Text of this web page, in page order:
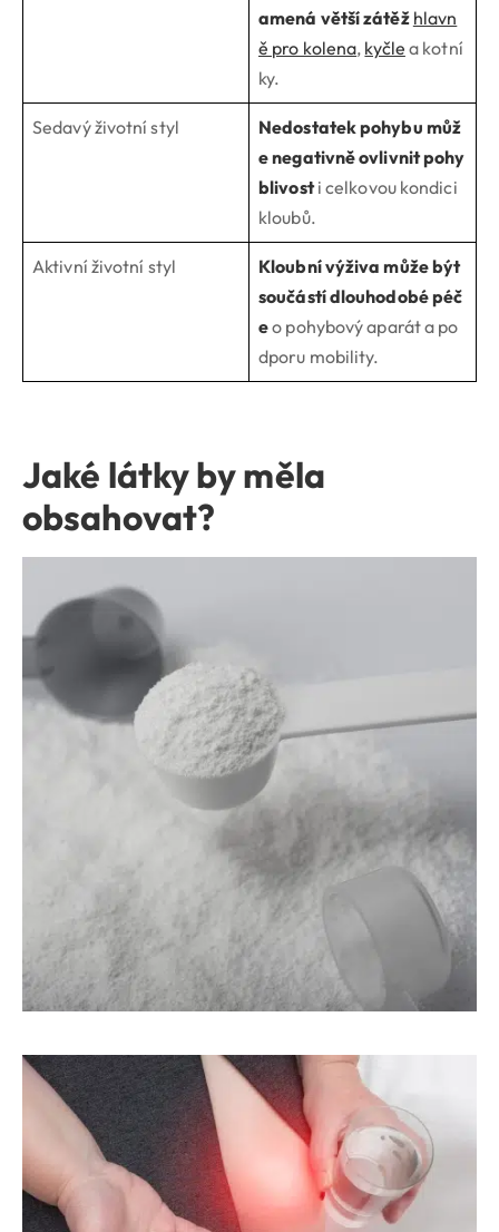
amená větší zátěž hlavn
ě pro kolena, kyčle a kotní
ky.
Sedavý životní styl
Nedostatek pohybu můž
e negativně ovlivnit pohy
blivosti celkovou kondici
kloubů.
Aktivní životní styl
Kloubní výživa může být
součástí dlouhodobé péč
eo pohybový aparát a po
dporu mobility.
Jaké látky by měla
obsahovat?